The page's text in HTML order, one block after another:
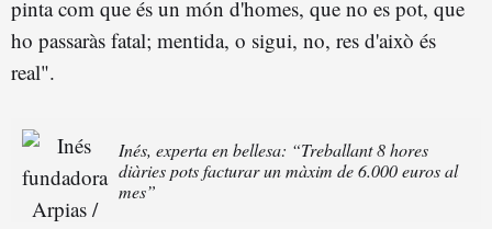
pinta com que és un món d'homes, que no es pot, que
ho passaràs fatal; mentida, o sigui, no, res d'això és
real".
Inés, experta en bellesa: “Treballant 8 hores
diàries pots facturar un màxim de 6.000 euros al
mes”